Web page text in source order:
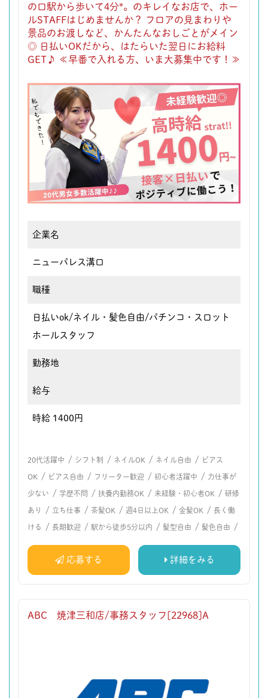
の口駅から歩いて4分*。のキレイなお店で、ホー
ルSTAFFはじめませんか？ フロアの見まわりや
景品のお渡しなど、かんたんなおしごとがメイン
◎ 日払いOKだから、はたらいた翌日にお給料
GET♪ ≪早番で入れる方、いま大募集中です！≫
企業名
ニューパレス溝口
職種
日払いok/ネイル・髪色自由/パチンコ・スロット
ホールスタッフ
勤務地
給与
時給 1400円
20代活躍中 / シフト制 / ネイルOK / ネイル自由 / ピアス
OK / ピアス自由 / フリーター歓迎 / 初心者活躍中 / 力仕事が
少ない / 学歴不問 / 扶養内勤務OK / 未経験・初心者OK / 研修
あり / 立ち仕事 / 茶髪OK / 週4日以上OK / 金髪OK / 長く働
ける / 長期歓迎 / 駅から徒歩5分以内 / 髪型自由 / 髪色自由 /
応募する 詳細をみる
ABC 焼津三和店/事務スタッフ[22968]A